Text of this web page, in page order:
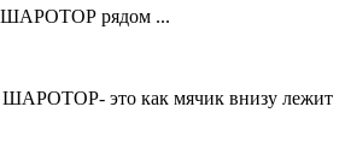
ШАРОТОР рядом ...
ШАРОТОР- это как мячик внизу лежит